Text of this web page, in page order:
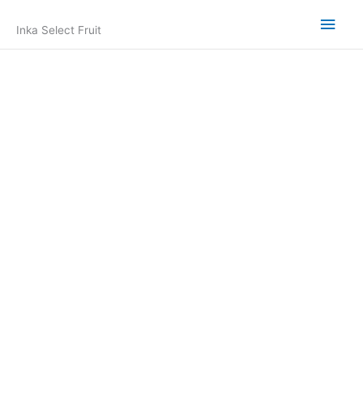
Inka Select Fruit
Main